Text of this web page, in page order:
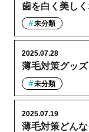
歯を白く美し
未分類
薄毛対策グッ
2025.07.28
未分類
薄毛対策どん
2025.07.19